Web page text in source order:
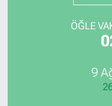
ÖĞLE
9
SINAVLAR
HAYATIN
İstanbul Trafik
Süper Lig Puan
Son Dakika